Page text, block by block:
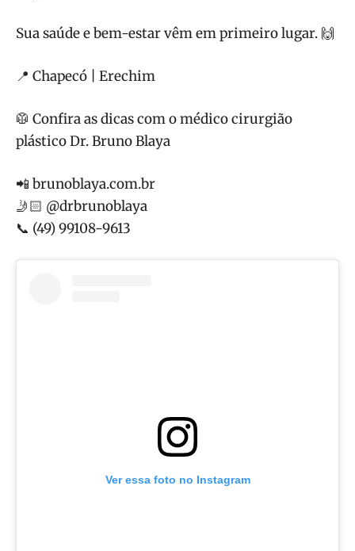
Sua saúde e bem-estar vêm em primeiro lugar. 🙌
📍 Chapecó | Erechim
🥼 Confira as dicas com o médico cirurgião
plástico Dr. Bruno Blaya
📲 brunoblaya.com.br
🤳🏻 @drbrunoblaya
📞 (49) 99108-9613
Ver essa foto no Instagram